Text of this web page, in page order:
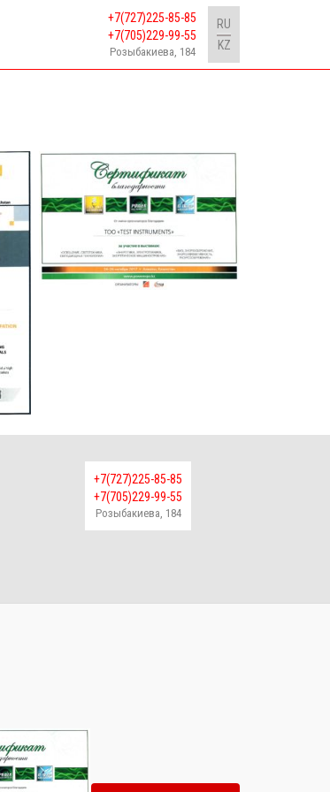
+7(727)225-85-85
+7(705)229-99-55
Розыбакиева, 184
RU
KZ
+7(727)225-85-85
+7(705)229-99-55
Розыбакиева, 184